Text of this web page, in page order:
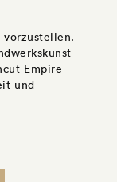
vorzustellen.
Empire
und